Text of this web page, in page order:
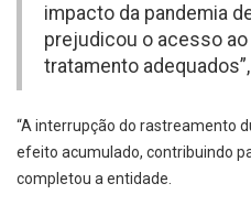
impacto da pandemia
prejudicou o acesso
tratamento
“A interrupção do rastreamento
efeito acumulado, contribuindo
completou a entidade.